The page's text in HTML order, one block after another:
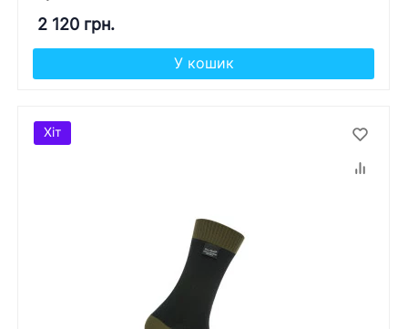
2 120 грн.
У кошик
Хіт